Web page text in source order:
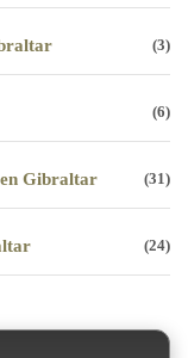
(3)
(6)
Gibraltar (31)
(24)